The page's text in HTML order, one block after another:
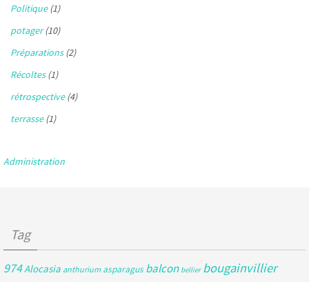
Politique(1)
potager(10)
Préparations(2)
Récoltes(1)
rétrospective(4)
terrasse(1)
Administration
Tag
974Alocasia anthurium asparagus balcon bellier bougainvillier